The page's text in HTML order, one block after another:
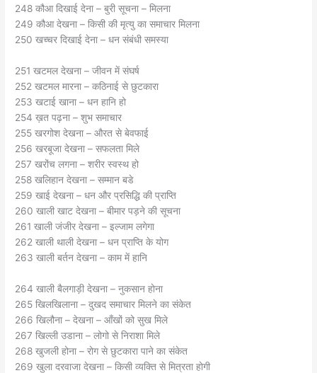
248 कौआ दिखाई देना – बुरी सूचना – मिलना
249 कौआ देखना – किसी की मृत्यु का समाचार मिलना
250 खच्चर दिखाई देना – धन संबंधी समस्या
251 खटमल देखना – जीवन में संघर्ष
252 खटमल मारना – कठिनाई से छुटकारा
253 खटाई खाना – धन हानि हो
254 ख़त पढ़ना – शुभ समाचार
255 खरगोश देखना – औरत से बेवफाई
256 खरबूजा देखना – सफलता मिले
257 खरोंच लगना – शरीर स्वस्थ हो
258 खलिहान देखना – सम्मान बडे
259 खाई देखना – धन और प्रसिद्धि की प्राप्ति
260 खाली खाट देखना – बीमार पड़ने की सूचना
261 खाली जंजीर देखना – इल्जाम लगेगा
262 खाली थाली देखना – धन प्राप्ति के योग
263 खाली बर्तन देखना – काम में हानि
264 खाली बैलगाड़ी देखना – नुकसान होना
265 खिलखिलाना – दुखद समाचार मिलने का संकेत
266 खिलौना – देखना – आँखों को सुख मिले
267 खिल्ली उडाना – लोगो से निराशा मिले
268 खुजली होना – रोग से छुटकारा पाने का संकेत
269 खुला दरवाजा देखना – किसी व्यक्ति से मित्रता होगी